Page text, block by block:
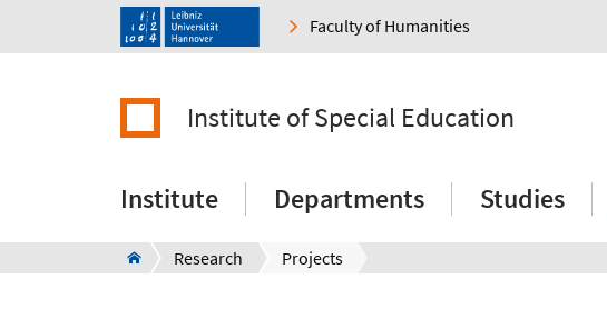
Faculty of Humanities
Institute of Special Education
Institute Departments Studies
Research Projects